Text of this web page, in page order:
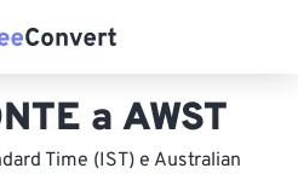
a AWST
Time (IST) e Australian